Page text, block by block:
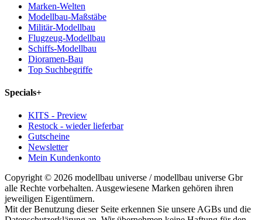
Marken-Welten
Modellbau-Maßstäbe
Militär-Modellbau
Flugzeug-Modellbau
Schiffs-Modellbau
Dioramen-Bau
Top Suchbegriffe
Specials+
KITS - Preview
Restock - wieder lieferbar
Gutscheine
Newsletter
Mein Kundenkonto
Copyright © 2026 modellbau universe / modellbau universe Gbr
alle Rechte vorbehalten. Ausgewiesene Marken gehören ihren
jeweiligen Eigentümern.
Mit der Benutzung dieser Seite erkennen Sie unsere AGBs und die